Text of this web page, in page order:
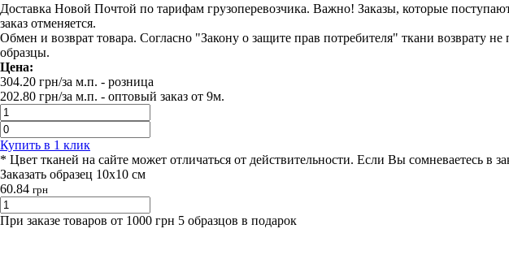
Доставка Новой Почтой по тарифам грузоперевозчика. Важно! Заказы, которые
заказ отменяется.
Обмен и возврат товара. Согласно "Закону о защите прав потребителя" ткани возврату
образцы.
Цена:
304.20 грн/за м.п. - розница
202.80 грн/за м.п. - оптовый заказ от 9м.
Купить в 1 клик
* Цвет тканей на сайте может отличаться от действительности. Если Вы сомневаетесь в
Заказать образец 10х10 см
60.84 грн
При заказе товаров от 1000 грн 5 образцов в подарок